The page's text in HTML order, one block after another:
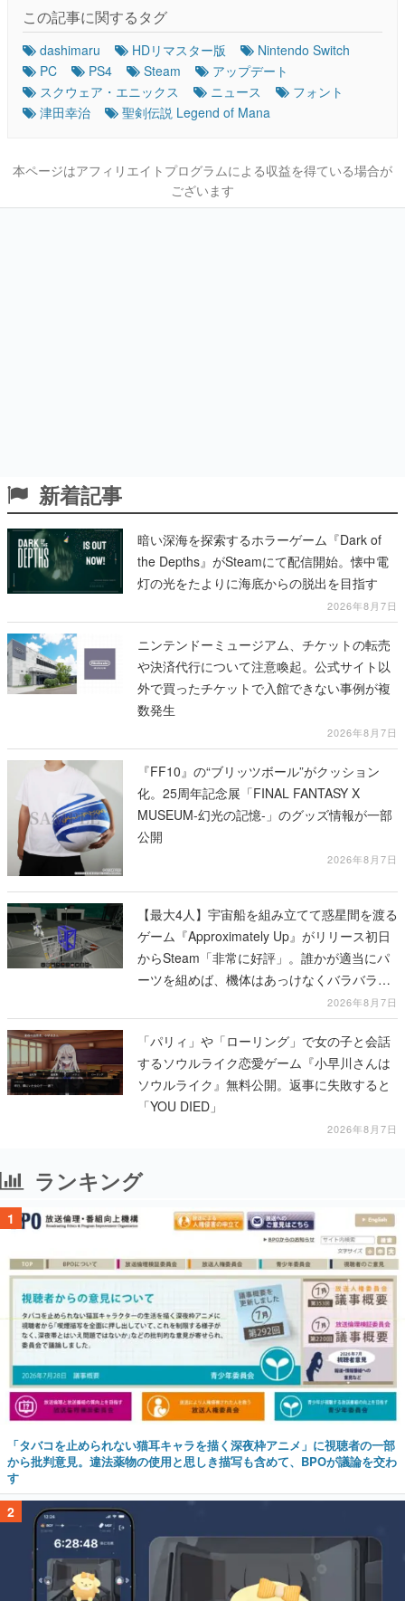
この記事に関するタグ
dashimaru HDリマスター版
Nintendo Switch
PC
PS4 Steam
アップデート
スクウェア・エニックス
ニュース
フォント
津田幸治
聖剣伝説 Legend of Mana
本ページはアフィリエイトプログラムによる収益を得ている場合が
ございます
新着記事
暗い深海を探索するホラーゲーム『Dark of
the Depths』がSteamにて配信開始。懐中電
灯の光をたよりに海底からの脱出を目指す
2026年8月7日
ニンテンドーミュージアム、チケットの転売
や決済代行について注意喚起。公式サイト以
外で買ったチケットで入館できない事例が複
数発生
2026年8月7日
『FF10』の“ブリッツボール”がクッション
化。25周年記念展「FINAL FANTASY X
MUSEUM-幻光の記憶-」のグッズ情報が一部
公開
2026年8月7日
【最大4人】宇宙船を組み立てて惑星間を渡る
ゲーム『Approximately Up』がリリース初日
からSteam「非常に好評」。誰かが適当にパ
ーツを組めば、機体はあっけなくバラバラに
2026年8月7日
「パリィ」や「ローリング」で女の子と会話
するソウルライク恋愛ゲーム『小早川さんは
ソウルライク』無料公開。返事に失敗すると
「YOU DIED」
2026年8月7日
ランキング
1
「タバコを止められない猫耳キャラを描く深夜枠アニメ」に視聴者の一部
から批判意見。違法薬物の使用と思しき描写も含めて、BPOが議論を交わ
す
2